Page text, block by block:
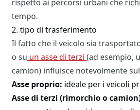
rispetto ai percorsi urbani che
tempo.
2. tipo di trasferimento
Il fatto che il veicolo sia
o su un asse di terzi (ad esempio,
camion) influisce notevolmente
Asse proprio: ideale per i veicoli
Asse di terzi (rimorchio o